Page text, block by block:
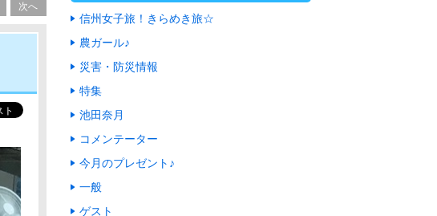
次へ
信州女子旅！きらめき旅☆
農ガール♪
災害・防災情報
特集
池田奈月
コメンテーター
今月のプレゼント♪
一般
ゲスト